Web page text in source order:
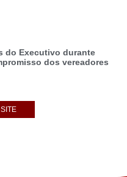
do Executivo durante
dos vereadores